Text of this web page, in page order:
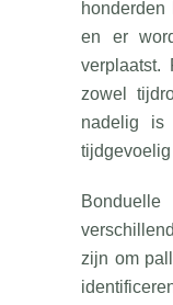
honderden
en er
verplaatst.
zowel
nadelig is
tijdgevoelig
Bonduelle
zijn om